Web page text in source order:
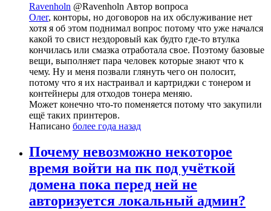
Ravenholn @Ravenholn Автор вопроса
Олег, конторы, но договоров на их обслуживание нет
хотя я об этом поднимал вопрос потому что уже начался
какой то свист нездоровый как будто где-то втулка
кончилась или смазка отработала свое. Поэтому базовые
вещи, выполняет пара человек которые знают что к
чему. Ну и меня позвали глянуть чего он полосит,
потому что я их настраивал и картриджи с тонером и
контейнеры для отходов тонера меняю.
Может конечно что-то поменяется потому что закупили
ещё таких принтеров.
Написано более года назад
Почему невозможно некоторое
время войти на пк под учёткой
домена пока перед ней не
авторизуется локальный админ?